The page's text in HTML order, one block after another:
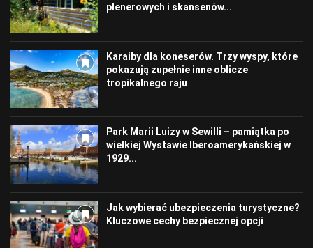
plenerowych i skansenów...
Karaiby dla koneserów. Trzy wyspy, które
pokazują zupełnie inne oblicze
tropikalnego raju
Park Marii Luizy w Sewilli – pamiątka po
wielkiej Wystawie Iberoamerykańskiej w
1929...
Jak wybierać ubezpieczenia turystyczne?
Kluczowe cechy bezpiecznej opcji